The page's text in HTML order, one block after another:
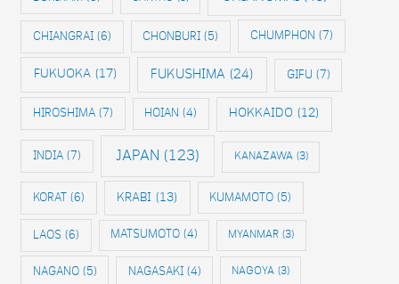
CHIANGRAI (6) CHONBURI (5) CHUMPHON (7)
FUKUOKA (17) FUKUSHIMA (24) GIFU (7)
HIROSHIMA (7) HOIAN (4) HOKKAIDO (12)
INDIA (7) JAPAN (123) KANAZAWA(3)
KORAT (6) KRABI (13) KUMAMOTO (5)
LAOS (6) MATSUMOTO (4) MYANMAR (3)
NAGANO(5) NAGASAKI(4) NAGOYA (3)